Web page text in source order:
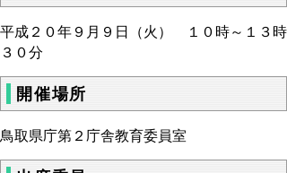
平成２０年９月９日（火） １０時～１３時
３０分
開催場所
鳥取県庁第２庁舎教育委員室